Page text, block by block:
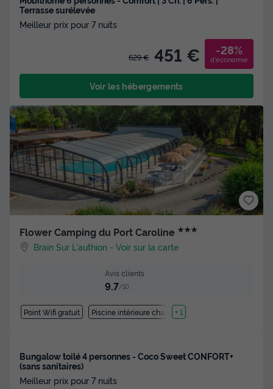
Terrasse surélevée
Meilleur prix pour 7 nuits
629 € 451 € -28%
d'économie
Voir les hébergements
Flower Camping du Port Caroline ★★★
Brain Sur L'authion -Voir sur la carte
Avis clients
9.7/10
Point Wifi gratuit Piscine intérieure chauffée
+ 1
Bungalow toilé 4 personnes - Coco Sweet CONFORT+
(sans sanitaires)
Meilleur prix pour 7 nuits